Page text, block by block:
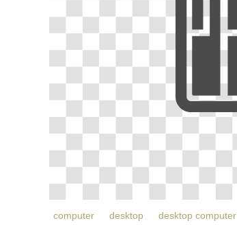
computer desktop desktop computer